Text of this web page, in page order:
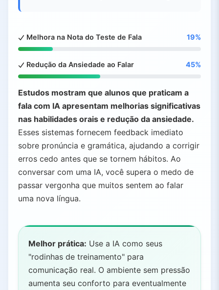
Melhora na Nota do Teste de Fala 19%
Redução da Ansiedade ao Falar 45%
Estudos mostram que alunos que praticam a
fala com IA apresentam melhorias significativas
nas habilidades orais e redução da ansiedade.
Esses sistemas fornecem feedback imediato
sobre pronúncia e gramática, ajudando a corrigir
erros cedo antes que se tornem hábitos. Ao
conversar com uma IA, você supera o medo de
passar vergonha que muitos sentem ao falar
uma nova língua.
Melhor prática: Use a IA como seus
"rodinhas de treinamento" para
comunicação real. O ambiente sem pressão
aumenta seu conforto para eventualmente